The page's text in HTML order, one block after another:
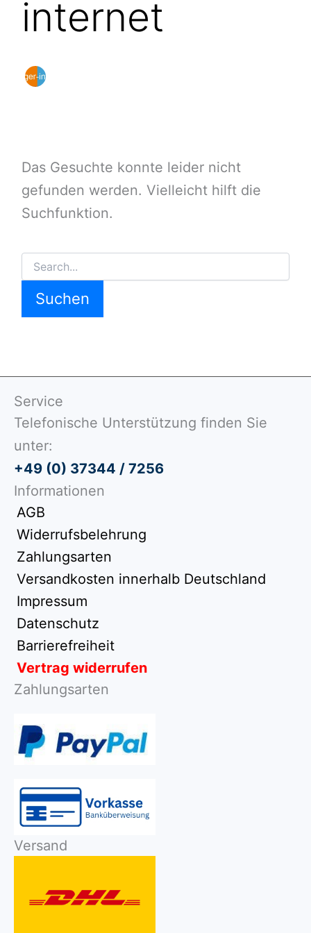
internet
Das Gesuchte konnte leider nicht
gefunden werden. Vielleicht hilft die
Suchfunktion.
Service
Telefonische Unterstützung finden Sie
unter:
+49 (0) 37344 / 7256
Informationen
AGB
Widerrufsbelehrung
Zahlungsarten
Versandkosten innerhalb Deutschland
Impressum
Datenschutz
Barrierefreiheit
Vertrag widerrufen
Zahlungsarten
Versand